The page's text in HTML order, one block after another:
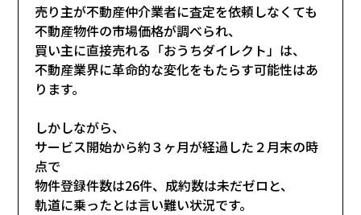
売り主が不動産仲介業者に査定を依頼しなくても
不動産物件の市場価格が調べられ、
買い主に直接売れる「おうちダイレクト」は、
不動産業界に革命的な変化をもたらす可能性はあ
ります。
しかしながら、
サービス開始から約３ヶ月が経過した２月末の時
点で
物件登録件数は26件、成約数は未だゼロと、
軌道に乗ったとは言い難い状況です。